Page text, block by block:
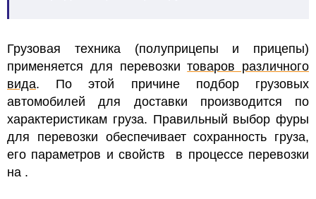
Грузовая техника (полуприцепы и прицепы)
применяется для перевозкитоваров различного
вида. По этой причине подбор грузовых
автомобилей для доставки производится по
характеристикам груза. Правильный выбор фуры
для перевозки обеспечивает сохранность груза,
его параметров и свойств в процессе перевозки
на .